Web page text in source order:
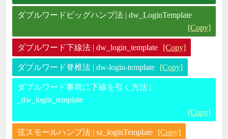
ダブルワードビッグハンプ法 | dw_LoginTemplate
[Copy]
ダブルワード下線法 | dw_login_template [Copy]
ダブルワード脊椎法 | dw-login-template [Copy]
ダブルワード事前に下線を引く方法 |
_dw_login_template
[Copy]
弦スモールハンプ法 | sz_loginTemplate [Copy]